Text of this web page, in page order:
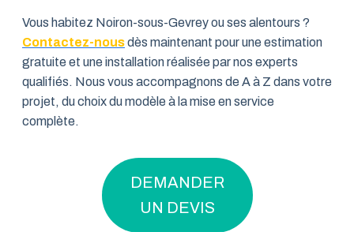
Vous habitez Noiron-sous-Gevrey ou ses alentours ?
Contactez-nousdès maintenant pour une estimation
gratuite et une installation réalisée par nos experts
qualifiés. Nous vous accompagnons de A à Z dans votre
projet, du choix du modèle à la mise en service
complète.
DEMANDER
UN DEVIS